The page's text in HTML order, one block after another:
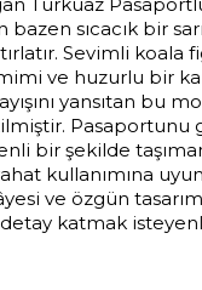
sıcacık bir
Sevimli koala
ve huzurlu bir
yansıtan bu
Pasaportunu
bir şekilde
kullanımına
ve özgün
katmak